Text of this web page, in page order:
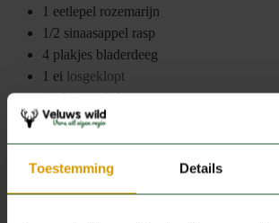
Toestemming Details
1 eetlepel rozemarijn
1/2 sinaasappel rasp
4 plakjes bladerdeeg
1 ei losgeklopt
4 takjes rode bessen
peper en zout
Bak de fijngesneden ui in boter totdat
peper en zout door de bloem en roer de